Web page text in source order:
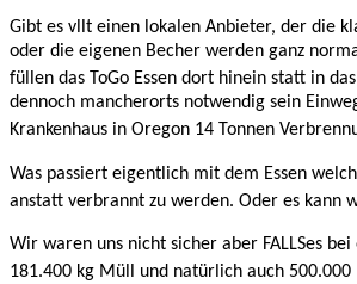
Gibt es vllt einen lokalen Anbieter, der die
oder die eigenen Becher werden ganz
füllen das ToGo Essen dort hinein statt in
dennoch mancherorts notwendig sein
Krankenhaus in Oregon 14 Tonnen
Was passiert eigentlich mit dem Essen
anstatt verbrannt zu werden. Oder es kann
Wir waren uns nicht sicher aber FALLSes
181.400 kg Müll und natürlich auch